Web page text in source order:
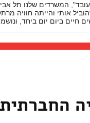
המשרדים שלנו תל
אותי והייתה חוויה
חיים ביום יום ביחד,
החברתית